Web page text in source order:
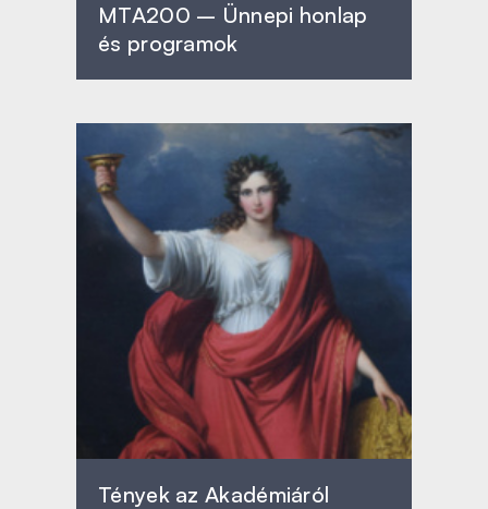
MTA200 – Ünnepi honlap
és programok
Tények az Akadémiáról